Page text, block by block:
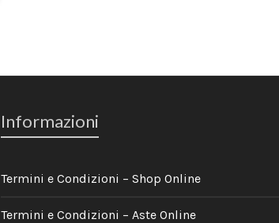
Informazioni
Termini e Condizioni – Shop Online
Termini e Condizioni – Aste Online